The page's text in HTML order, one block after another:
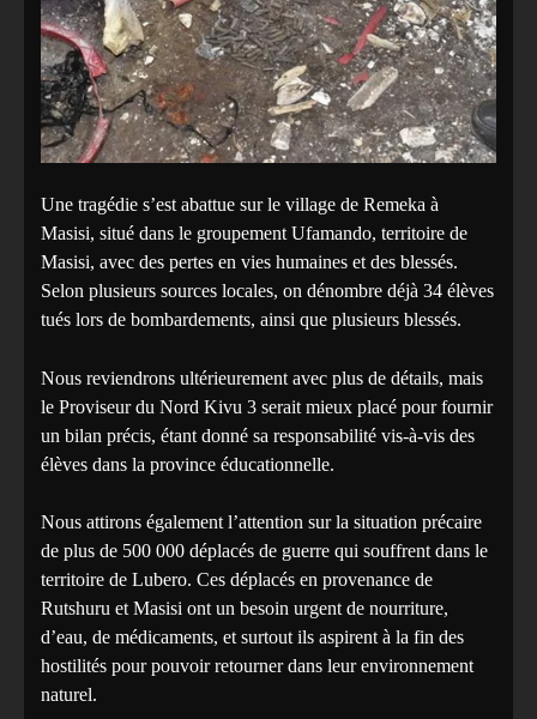
Une tragédie s’est abattue sur le village de Remeka à
Masisi, situé dans le groupement Ufamando, territoire de
Masisi, avec des pertes en vies humaines et des blessés.
Selon plusieurs sources locales, on dénombre déjà 34 élèves
tués lors de bombardements, ainsi que plusieurs blessés.
Nous reviendrons ultérieurement avec plus de détails, mais
le Proviseur du Nord Kivu 3 serait mieux placé pour fournir
un bilan précis, étant donné sa responsabilité vis-à-vis des
élèves dans la province éducationnelle.
Nous attirons également l’attention sur la situation précaire
de plus de 500 000 déplacés de guerre qui souffrent dans le
territoire de Lubero. Ces déplacés en provenance de
Rutshuru et Masisi ont un besoin urgent de nourriture,
d’eau, de médicaments, et surtout ils aspirent à la fin des
hostilités pour pouvoir retourner dans leur environnement
naturel.